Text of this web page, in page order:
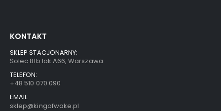
KONTAKT
SKLEP STACJONARNY:
Solec 81b lok.A66, Warszawa
TELEFON:
+48 510 070 090
EMAIL:
sklep@kingofwake.pl